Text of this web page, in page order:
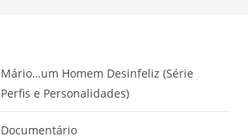
Mário…um Homem Desinfeliz (Série
Perfis e Personalidades)
Documentário